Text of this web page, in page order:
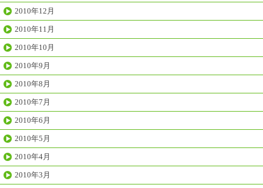
2010年12月
2010年11月
2010年10月
2010年9月
2010年8月
2010年7月
2010年6月
2010年5月
2010年4月
2010年3月